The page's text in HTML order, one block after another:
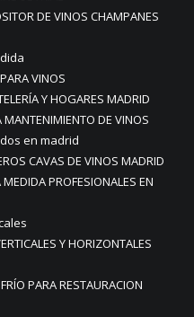
DE VINOS CHAMPANES
VINOS
Y HOGARES MADRID
DE VINOS
en madrid
CAVAS DE VINOS MADRID
PROFESIONALES EN
Y HORIZONTALES
PARA RESTAURACION